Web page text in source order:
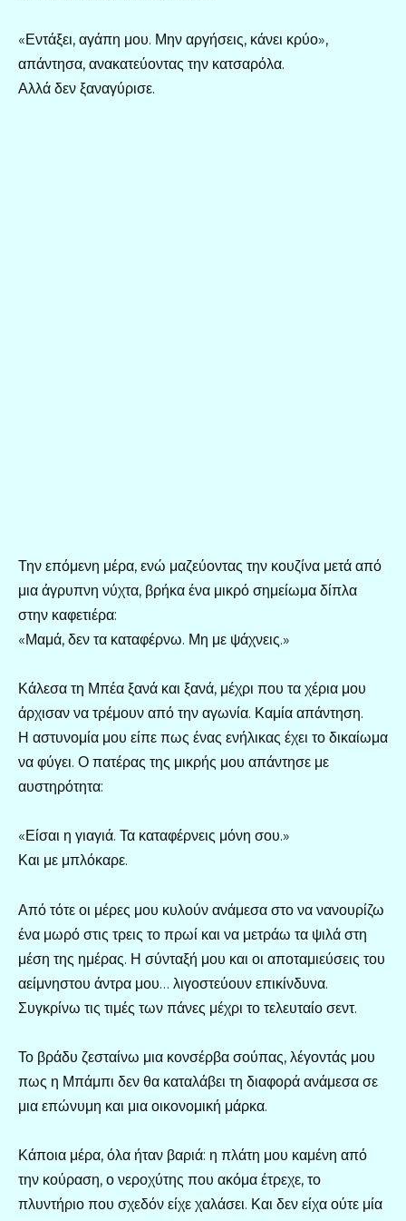
«Εντάξει, αγάπη μου. Μην αργήσεις, κάνει κρύο»,
απάντησα, ανακατεύοντας την κατσαρόλα.
Αλλά δεν ξαναγύρισε.
Την επόμενη μέρα, ενώ μαζεύοντας την κουζίνα μετά από
μια άγρυπνη νύχτα, βρήκα ένα μικρό σημείωμα δίπλα
στην καφετιέρα:
«Μαμά, δεν τα καταφέρνω. Μη με ψάχνεις.»
Κάλεσα τη Μπέα ξανά και ξανά, μέχρι που τα χέρια μου
άρχισαν να τρέμουν από την αγωνία. Καμία απάντηση.
Η αστυνομία μου είπε πως ένας ενήλικας έχει το δικαίωμα
να φύγει. Ο πατέρας της μικρής μου απάντησε με
αυστηρότητα:
«Είσαι η γιαγιά. Τα καταφέρνεις μόνη σου.»
Και με μπλόκαρε.
Από τότε οι μέρες μου κυλούν ανάμεσα στο να νανουρίζω
ένα μωρό στις τρεις το πρωί και να μετράω τα ψιλά στη
μέση της ημέρας. Η σύνταξή μου και οι αποταμιεύσεις του
αείμνηστου άντρα μου… λιγοστεύουν επικίνδυνα.
Συγκρίνω τις τιμές των πάνες μέχρι το τελευταίο σεντ.
Το βράδυ ζεσταίνω μια κονσέρβα σούπας, λέγοντάς μου
πως η Μπάμπι δεν θα καταλάβει τη διαφορά ανάμεσα σε
μια επώνυμη και μια οικονομική μάρκα.
Κάποια μέρα, όλα ήταν βαριά: η πλάτη μου καμένη από
την κούραση, ο νεροχύτης που ακόμα έτρεχε, το
πλυντήριο που σχεδόν είχε χαλάσει. Και δεν είχα ούτε μία